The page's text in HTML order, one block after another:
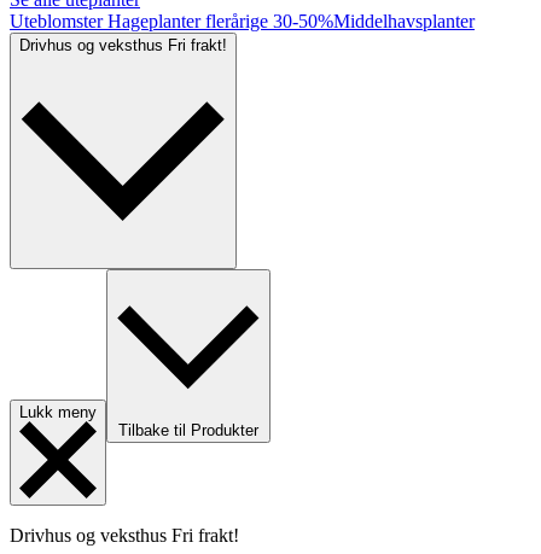
UteblomsterHageplanter flerårige 30-50%Middelhavsplanter
Drivhus og veksthus Fri frakt!
Lukk meny
Tilbake til Produkter
Drivhus og veksthus Fri frakt!